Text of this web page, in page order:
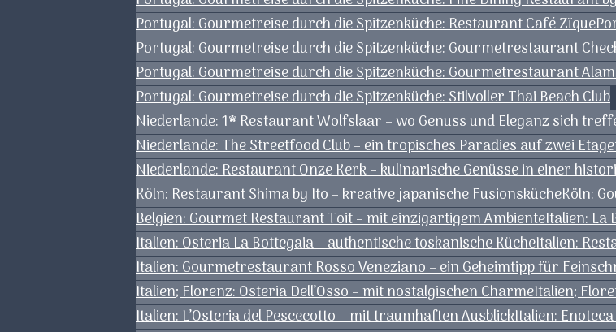
Portugal: Gourmetreise durch die Spitzenküche: Restaurant Café Zïque
Portugal: Gourmetreise durch die Spitzenküche: Gourmetrestaurant
Portugal: Gourmetreise durch die Spitzenküche: Gourmetrestaurant
Portugal: Gourmetreise durch die Spitzenküche: Stilvoller Thai Beach Club
Niederlande: 1* Restaurant Wolfslaar – wo Genuss und Eleganz sich
Niederlande: The Streetfood Club – ein tropisches Paradies auf zwei
Niederlande: Restaurant Onze Kerk – kulinarische Genüsse in einer
Köln: Restaurant Shima by Ito – kreative japanische FusionskücheKöln:
Belgien: Gourmet Restaurant Toit – mit einzigartigem AmbienteItalien: La
Italien: Osteria La Bottegaia – authentische toskanische KücheItalien:
Italien: Gourmetrestaurant Rosso Veneziano – ein Geheimtipp für
Italien; Florenz: Osteria Dell’Osso – mit nostalgischen CharmeItalien;
Italien: L’Osteria del Pescecotto – mit traumhaften AusblickItalien: